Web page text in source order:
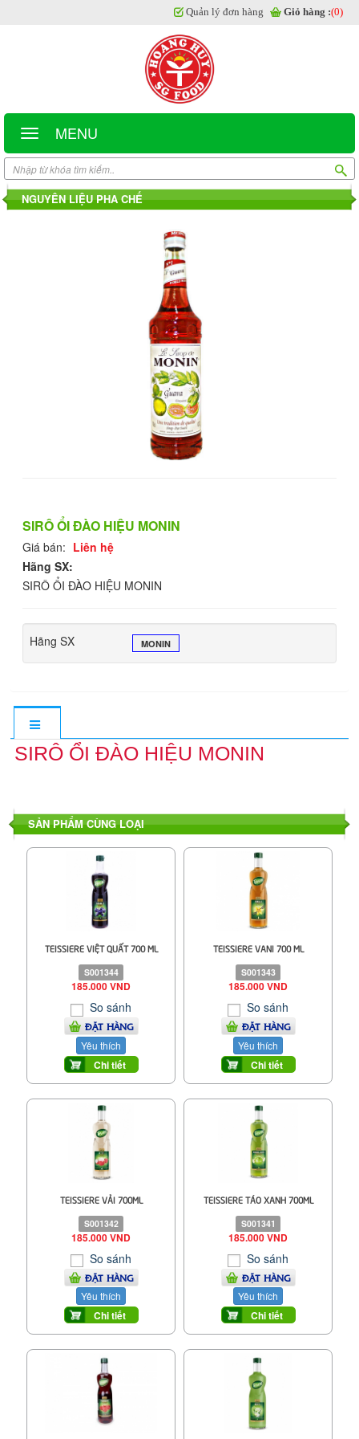
MENU
Quản lý đơn hàng Giỏ hàng :(0)
NGUYÊN LIỆU PHA CHẾ
SIRÔ ỔI ĐÀO HIỆU MONIN
Giá bán: Liên hệ
Hãng SX:
SIRÔ ỔI ĐÀO HIỆU MONIN
Hãng SX MONIN
SIRÔ ỔI ĐÀO HIỆU MONIN
SẢN PHẨM CÙNG LOẠI
TEISSIERE VIỆT QUẤT 700 ML
S001344
185.000 VND
So sánh
ĐẶT HÀNG
Yêu thích
Chi tiết
TEISSIERE VANI 700 ML
S001343
185.000 VND
So sánh
ĐẶT HÀNG
Yêu thích
Chi tiết
TEISSIERE VẢI 700ML
S001342
185.000 VND
So sánh
ĐẶT HÀNG
Yêu thích
Chi tiết
TEISSIERE TÁO XANH 700ML
S001341
185.000 VND
So sánh
ĐẶT HÀNG
Yêu thích
Chi tiết